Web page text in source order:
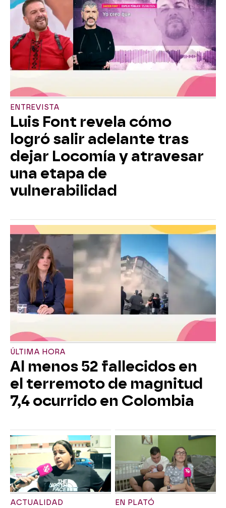
ENTREVISTA
Luis Font revela cómo
logró salir adelante tras
dejar Locomía y atravesar
una etapa de
vulnerabilidad
ÚLTIMA HORA
Al menos 52 fallecidos en
el terremoto de magnitud
7,4 ocurrido en Colombia
ACTUALIDAD EN PLATÓ